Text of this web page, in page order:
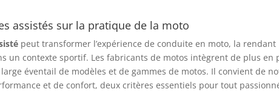
assistés sur la pratique de la moto
peut transformer l’expérience de conduite en moto, la rendant
un contexte sportif. Les fabricants de motos intègrent de plus en
éventail de modèles et de gammes de motos. Il convient de
et de confort, deux critères essentiels pour tout